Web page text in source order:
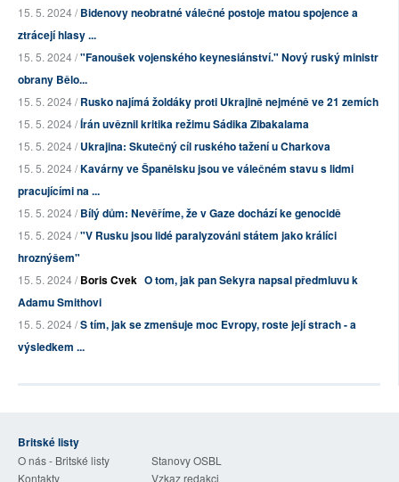
15. 5. 2024 /Bidenovy neobratné válečné postoje matou spojence a
ztrácejí hlasy ...
15. 5. 2024 /"Fanoušek vojenského keynesiánství." Nový ruský ministr
obrany Bělo...
15. 5. 2024 /Rusko najímá žoldáky proti Ukrajině nejméně ve 21 zemích
15. 5. 2024 /Írán uvěznil kritika režimu Sádika Zibakalama
15. 5. 2024 /Ukrajina: Skutečný cíl ruského tažení u Charkova
15. 5. 2024 /Kavárny ve Španělsku jsou ve válečném stavu s lidmi
pracujícími na ...
15. 5. 2024 /Bílý dům: Nevěříme, že v Gaze dochází ke genocidě
15. 5. 2024 /"V Rusku jsou lidé paralyzováni státem jako králíci
hroznýšem"
15. 5. 2024 /Boris Cvek O tom, jak pan Sekyra napsal předmluvu k
Adamu Smithovi
15. 5. 2024 /S tím, jak se zmenšuje moc Evropy, roste její strach - a
výsledkem ...
Britské listy
O nás - Britské listy
Stanovy OSBL
Kontakty
Vzkaz redakci